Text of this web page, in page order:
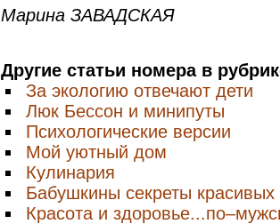
Марина ЗАВАДСКАЯ
Другие статьи номера в
За экологию отвечают дети
Люк Бессон и минипуты
Психологические версии
Мой уютный дом
Кулинария
Бабушкины секреты красивых
Красота и